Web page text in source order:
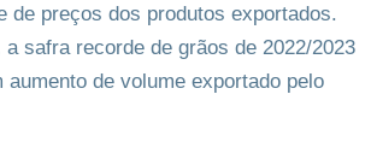
de preços dos produtos exportados.
a safra recorde de grãos de 2022/2023
aumento de volume exportado pelo